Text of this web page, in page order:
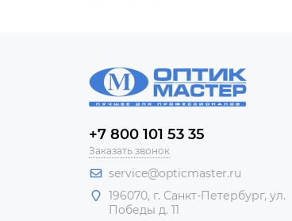
+7 800 101 53 35
Заказать звонок
service@opticmaster.ru
196070, г. Санкт-Петербург, ул.
Победы д. 11